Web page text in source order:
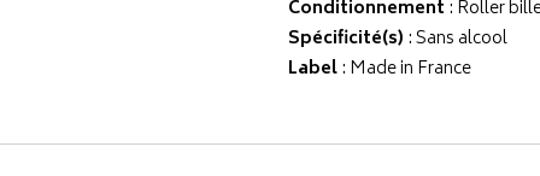
Conditionnement : Roller
Spécificité(s) : Sans alcool
Label: Made in France